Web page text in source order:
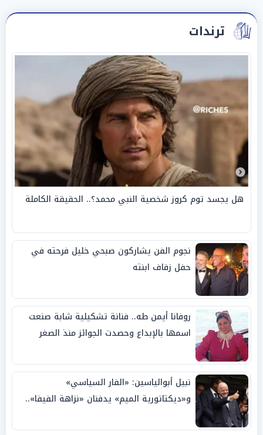
ترندات
هل يجسد توم كروز شخصية النبي محمد؟.. الحقيقة الكاملة
نجوم الفن يشاركون صبحي خليل فرحته في
حفل زفاف ابنته
روفانا أيمن طه.. فنانة تشكيلية شابة صنعت
اسمها بالإبداع وحصدت الجوائز منذ الصغر
نبيل أبوالياسين: «الفار السياسي»
و«ديكتاتورية الميم» يدفنان «نزاهة الفيفا»..